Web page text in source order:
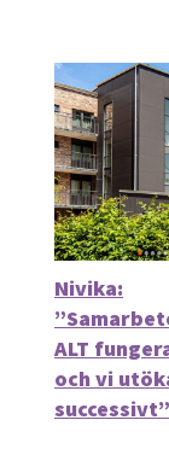
Nivika:
ALT
och vi
successivt”